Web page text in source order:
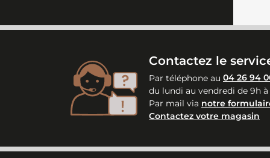
Contactez le
Par téléphone au 04 26 94
du lundi au vendredi de 9h à
Par mail via notre
Contactez votre magasin